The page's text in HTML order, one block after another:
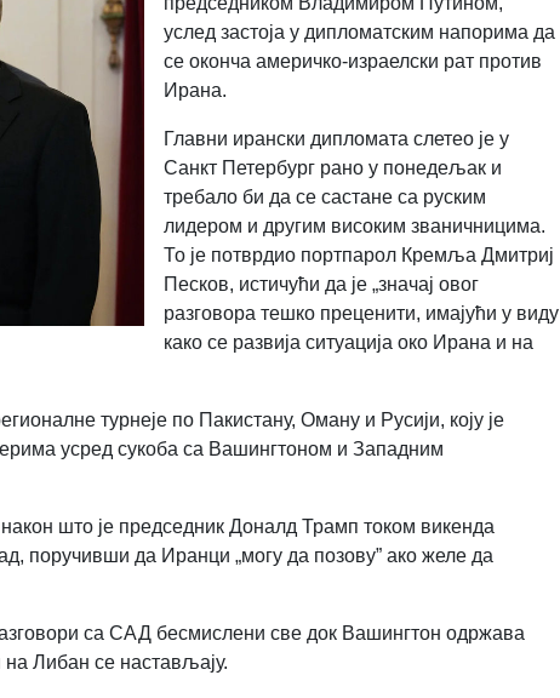
услед застоја у дипломатским напорима да
се оконча америчко-израелски рат против
Ирана.
Главни ирански дипломата слетео је у
Санкт Петербург рано у понедељак и
требало би да се састане са руским
лидером и другим високим званичницима.
То је потврдио портпарол Кремља Дмитриј
Песков, истичући да је „значај овог
разговора тешко преценити, имајући у виду
како се развија ситуација око Ирана и на
турнеје по Пакистану, Оману и Русији, коју је
усред сукоба са Вашингтоном и Западним
што је председник Доналд Трамп током викенда
поручивши да Иранци „могу да позову” ако желе да
са САД бесмислени све док Вашингтон одржава
на Либан се настављају.